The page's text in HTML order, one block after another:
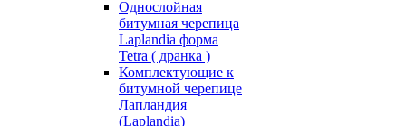
Однослойная
битумная черепица
Laplandia форма
Tetra ( дранка )
Комплектующие к
битумной черепице
Лапландия
(Laplandia)